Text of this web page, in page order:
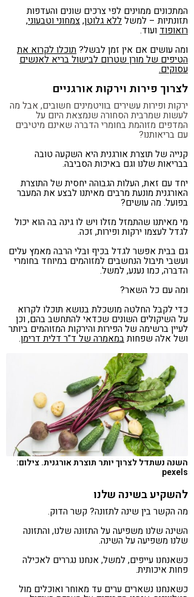
המתכונים ממוינים לפי צרכים שונים והעדפות
תזונתיות – למשלללא גלוטן,צמחוני וטבעוני,
רואופודועוד.
ומה עושים אם אין זמן לבשל?תוכלו לקרוא את
הטיפים של מורן שטרום לבישול בריא לאנשים
עסוקים.
לצרוך פירות וירקות אורגניים
ירקות ופירות עשירים בוויטמינים חשובים, אבל מה
לעשות שמרבית הסחורה שנמצאת היום על
המדפים מזוהמת בחומרי הדברה שאינם מיטיבים
עם בריאותנו?
קנייה של תוצרת אורגנית היא השקעה טובה
בבריאות שלנו וגם באיכות הסביבה.
יחד עם זאת, העלות הגבוהה יחסית של התוצרת
האורגנית מונעת מרבים מאיתנו לבצע את המעבר
בפועל. מה עושים?
מי מאיתנו שהתמזל מזלו ויש לו גינה בה הוא יכול
לגדל לעצמו ירקות ופירות, זכה.
גם בבית אפשר לגדל בכיף ובלי הרבה מאמץ עלים
ועשבי תיבול הנחשבים למזוהמים במיוחד בחומרי
הדברה, כמו נענע, למשל.
ומה עם כל השאר?
כדי לקבל החלטה מושכלת בנושא תוכלו לקרוא
על השיקולים השונים שכדאי להתחשב בהם, וכן
לעיין ברשימה של הפירות והירקות המזוהמים ביותר
ושל אלה שפחותבמאמרה של ד"ר דלית דרימן.
השנה נשתדל לצרוך יותר תוצרת אורגנית. צילום:
pexels
להשקיע בשינה שלנו
מה הקשר בין שינה לתזונה? קשר הדוק.
השינה שלנו משפיעה על התזונה שלנו, והתזונה
שלנו משפיעה על השינה.
כשאנחנו עייפים, למשל, אנחנו נגררים לאכילה
פחות איכותית.
כשאנחנו נשארים ערים עד מאוחר ואוכלים מול